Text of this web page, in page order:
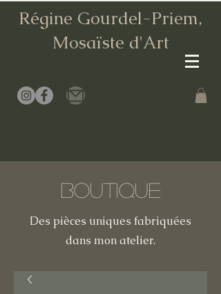
Régine Gourdel-Priem,
Mosaïste d'Art
Boutique
Des pièces uniques fabriquées
dans mon atelier.